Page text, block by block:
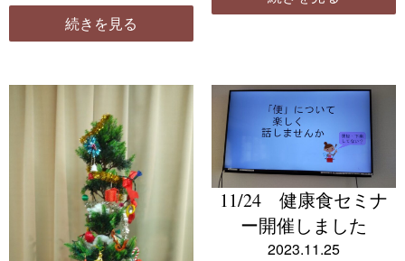
る？」についてお話しさせていただ
きました お酒の好きな男性・LDLコ
レステロールを気にする女性の方々
続きを見る
学 清水先生のご指導の下で企業と
11/24 健康食セミナ
ー開催しました
2023.11.25